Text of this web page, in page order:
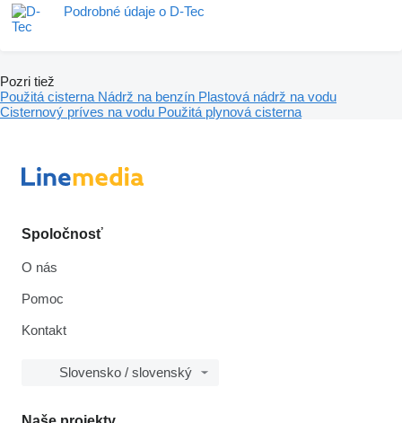
Podrobné údaje o D-Tec
Pozri tiež
Použitá cisterna Nádrž na benzín Plastová nádrž na vodu
Cisternový príves na vodu Použitá plynová cisterna
Spoločnosť
O nás
Pomoc
Kontakt
Slovensko / slovenský